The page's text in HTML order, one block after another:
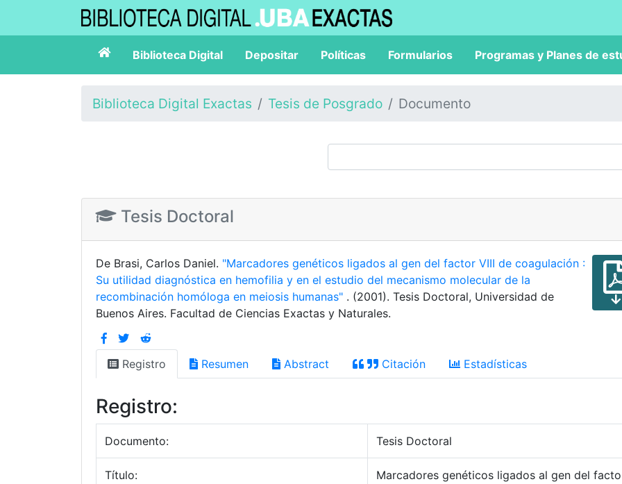
Biblioteca Digital Depositar Políticas Formularios Programas y Planes de
Biblioteca Digital Exactas Tesis de Posgrado Documento
Tesis Doctoral
De Brasi, Carlos Daniel. "Marcadores genéticos ligados al gen del factor VIII de coagulación :
Su utilidad diagnóstica en hemofilia y en el estudio del mecanismo molecular de la
recombinación homóloga en meiosis humanas" . (2001). Tesis Doctoral, Universidad de
Buenos Aires. Facultad de Ciencias Exactas y Naturales.
Registro Resumen Abstract Citación Estadísticas
Registro:
Documento: Tesis Doctoral
Título:
Marcadores genéticos ligados al gen del